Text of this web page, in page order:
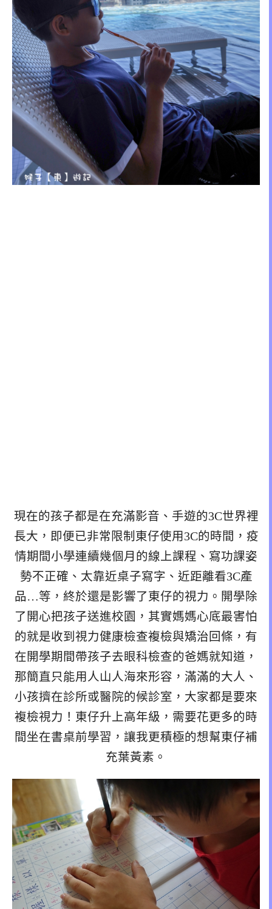
現在的孩子都是在充滿影音、手遊的3C世界裡
長大，即便已非常限制東仔使用3C的時間，疫
情期間小學連續幾個月的線上課程、寫功課姿
勢不正確、太靠近桌子寫字、近距離看3C產
品…等，終於還是影響了東仔的視力。開學除
了開心把孩子送進校園，其實媽媽心底最害怕
的就是收到視力健康檢查複檢與矯治回條，有
在開學期間帶孩子去眼科檢查的爸媽就知道，
那簡直只能用人山人海來形容，滿滿的大人、
小孩擠在診所或醫院的候診室，大家都是要來
複檢視力！東仔升上高年級，需要花更多的時
間坐在書桌前學習，讓我更積極的想幫東仔補
充葉黃素。